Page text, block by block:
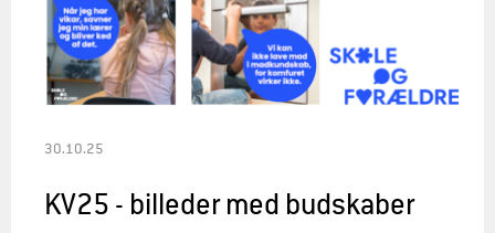
30.10.25
KV25 - billeder med budskaber